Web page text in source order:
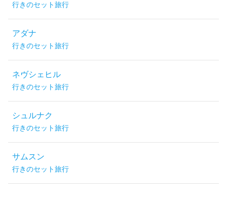
行きのセット旅行
アダナ
行きのセット旅行
ネヴシェヒル
行きのセット旅行
シュルナク
行きのセット旅行
サムスン
行きのセット旅行